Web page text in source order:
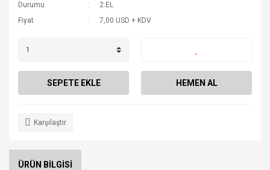
Durumu
2.EL
Fiyat
7,00 USD + KDV
SEPETE EKLE HEMEN AL
Karşılaştır
ÜRÜN BİLGİSİ